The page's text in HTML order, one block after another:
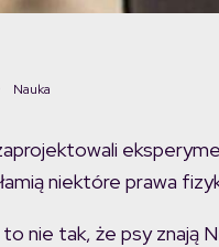
Nauka
niektóre prawa
nie tak, że psy znają